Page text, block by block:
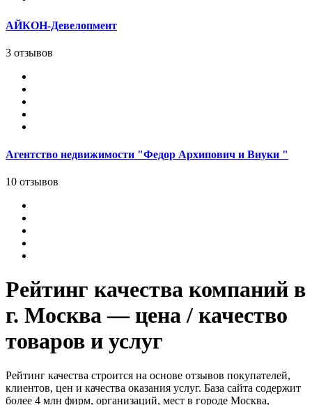
АЙКОН-Девелопмент
3 отзывов
Агентство недвижимости "Федор Архипович и Внуки "
10 отзывов
Рейтинг качества компаний в
г. Москва — цена / качество
товаров и услуг
Рейтинг качества строится на основе отзывов покупателей,
клиентов, цен и качества оказания услуг. База сайта содержит
более 4 млн фирм, организаций, мест в городе Москва,